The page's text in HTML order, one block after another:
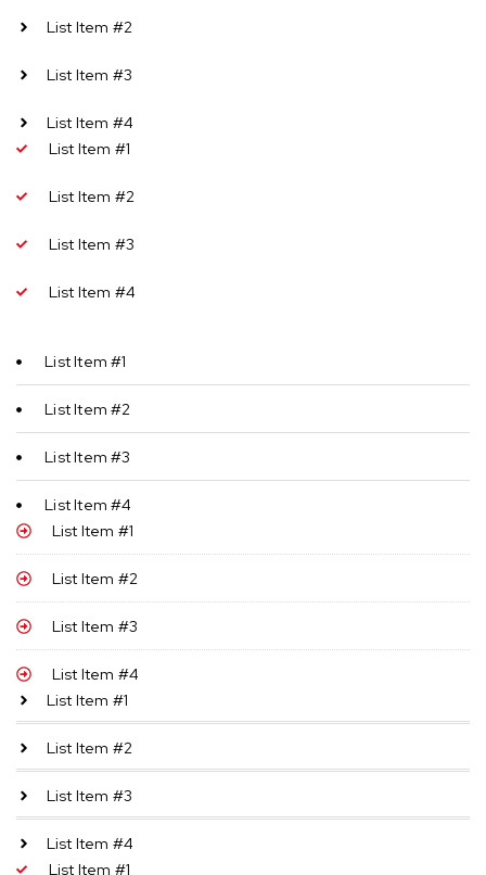
List Item #2
List Item #3
List Item #4
List Item #1
List Item #2
List Item #3
List Item #4
List Item #1
List Item #2
List Item #3
List Item #4
List Item #1
List Item #2
List Item #3
List Item #4
List Item #1
List Item #2
List Item #3
List Item #4
List Item #1